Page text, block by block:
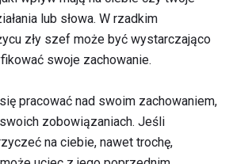
lub słowa. W rzadkim
zły szef może być wystarczająco
swoje zachowanie.
pracować nad swoim zachowaniem,
zobowiązaniach. Jeśli
na ciebie, nawet trochę,